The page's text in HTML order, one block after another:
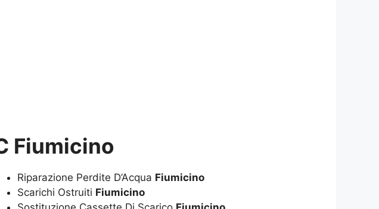
Fiumicino
Riparazione Perdite D’Acqua Fiumicino
Scarichi Ostruiti Fiumicino